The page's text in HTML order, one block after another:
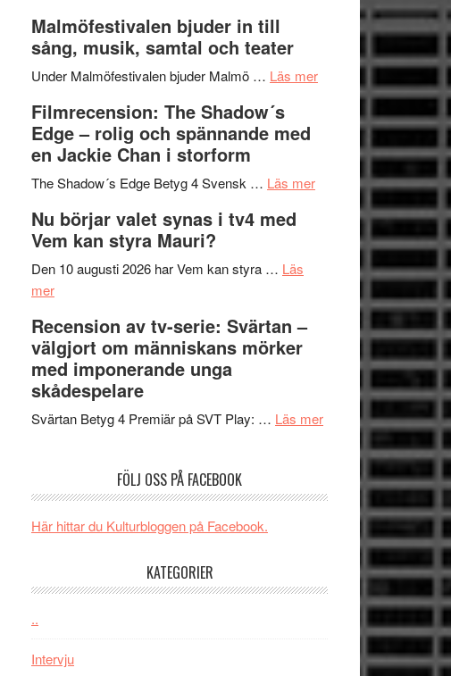
ger
mycket
att
på
Hannes
Roland
avslutar
Scensommar
Artipelag
Malmöfestivalen bjuder in till
sång, musik, samtal och teater
Under Malmöfestivalen bjuder Malmö … Läs merom
Malmöfestivalen
Filmrecension: The Shadow´s
Edge – rolig och spännande med
en Jackie Chan i storform
The Shadow´s Edge Betyg 4 Svensk … Läs merom
Filmrecension:
Shadow
spännande
en
storform
Nu börjar valet synas i tv4 med
Vem kan styra Mauri?
Den 10 augusti 2026 har Vem kan styra … Läs
merom
börjar
valet
synas
i
tv4
styra
Mauri?
Recension av tv-serie: Svärtan –
välgjort om människans mörker
med imponerande unga
skådespelare
Svärtan Betyg 4 Premiär på SVT Play: … Läs merom
serie:
Svärtan
välgjort
om
människans
mörker
FÖLJ OSS PÅ FACEBOOK
Här hittar du Kulturbloggen på Facebook.
KATEGORIER
..
Intervju